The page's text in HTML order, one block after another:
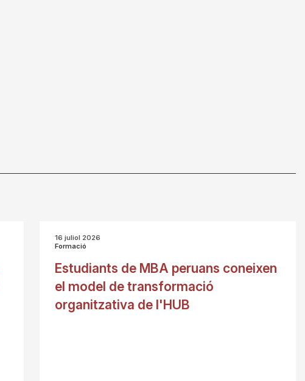
16 juliol 2026
Formació
Estudiants de MBA peruans coneixen
el model de transformació
organitzativa de l'HUB